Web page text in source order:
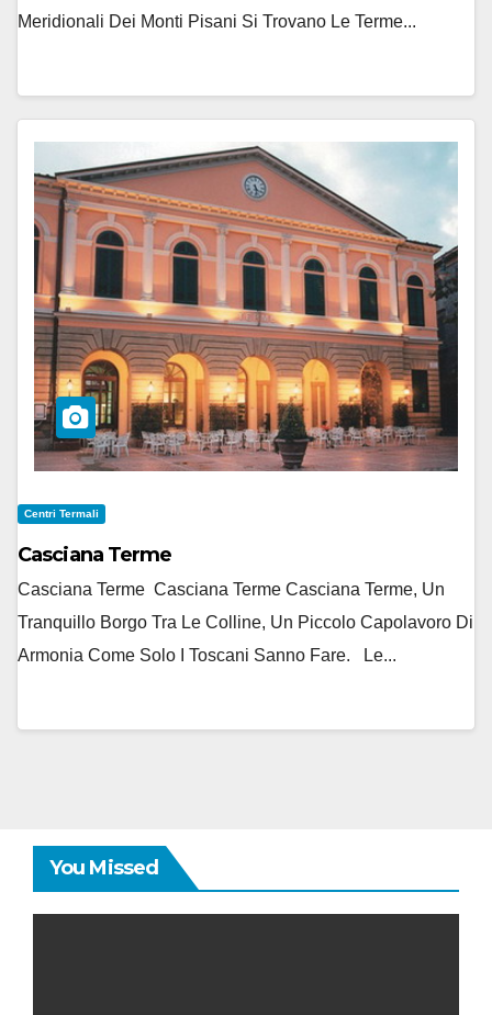
Meridionali Dei Monti Pisani Si Trovano Le Terme...
Centri Termali
Casciana Terme
Casciana Terme Casciana Terme Casciana Terme, Un
Tranquillo Borgo Tra Le Colline, Un Piccolo Capolavoro Di
Armonia Come Solo I Toscani Sanno Fare. Le...
You Missed